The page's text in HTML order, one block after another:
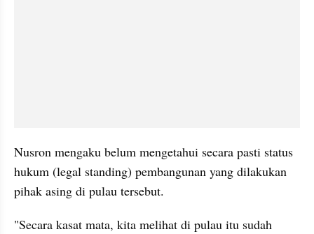
Nusron mengaku belum mengetahui secara pasti status
hukum (legal standing) pembangunan yang dilakukan
pihak asing di pulau tersebut.
"Secara kasat mata, kita melihat di pulau itu sudah